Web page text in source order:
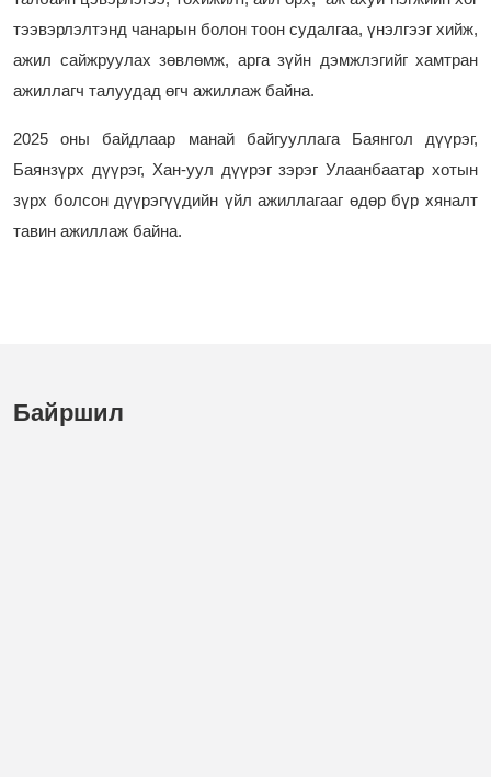
тээвэрлэлтэнд чанарын болон тоон судалгаа, үнэлгээг хийж,
ажил сайжруулах зөвлөмж, арга зүйн дэмжлэгийг хамтран
ажиллагч талуудад өгч ажиллаж байна.
2025 оны байдлаар манай байгууллага Баянгол дүүрэг,
Баянзүрх дүүрэг, Хан-уул дүүрэг зэрэг Улаанбаатар хотын
зүрх болсон дүүрэгүүдийн үйл ажиллагааг өдөр бүр хяналт
тавин ажиллаж байна.
Байршил